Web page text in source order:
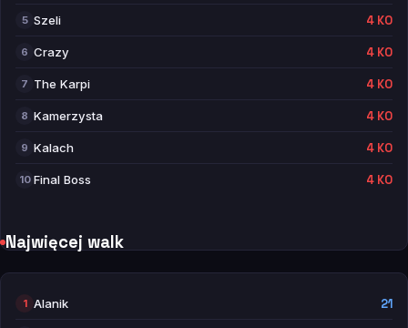
5 Szeli 4 KO
6 Crazy 4 KO
7 The Karpi 4 KO
8 Kamerzysta 4 KO
9 Kalach 4 KO
10 Final Boss 4 KO
Najwięcej walk
1 Alanik 21